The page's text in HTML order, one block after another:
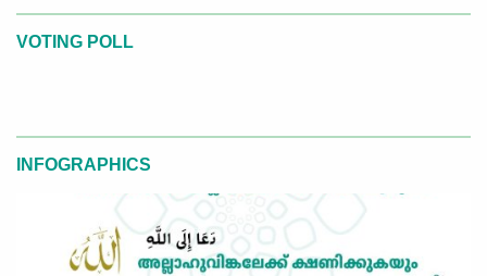
VOTING POLL
INFOGRAPHICS